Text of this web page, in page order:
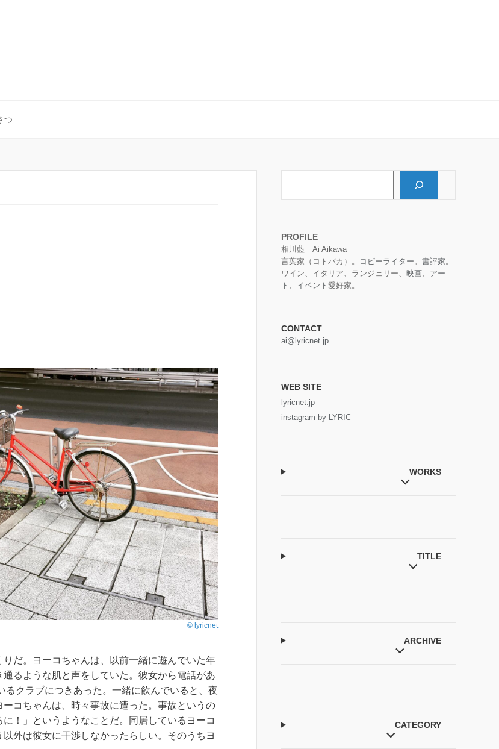
つ
© lyricnet
だ。ヨーコちゃんは、以前一緒に遊んでいた年
るような肌と声をしていた。彼女から電話があ
クラブにつきあった。一緒に飲んでいると、夜
コちゃんは、時々事故に遭った。事故というの
！」というようなことだ。同居しているヨーコ
外は彼女に干渉しなかったらしい。そのうちヨ
PROFILE
相川藍　Ai Aikawa
言葉家（コトバカ）。
コピーライター。 書評家。
ワイン、イタリア、ランジェリー、 映画、 アー
ト 、 イベント 愛好家。
CONTACT
ai@lyricnet.jp
WEB SITE
lyricnet.jp
instagram by LYRIC
WORKS
TITLE
ARCHIVE
CATEGORY